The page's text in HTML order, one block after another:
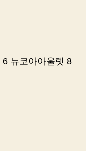
뉴코아아울렛 8